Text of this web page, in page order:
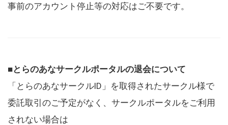
事前のアカウント停止等の対応はご不要です。
■とらのあなサークルポータルの退会について
「とらのあなサークルID」を取得されたサークル様で
委託取引のご予定がなく、サークルポータルをご利用
されない場合は